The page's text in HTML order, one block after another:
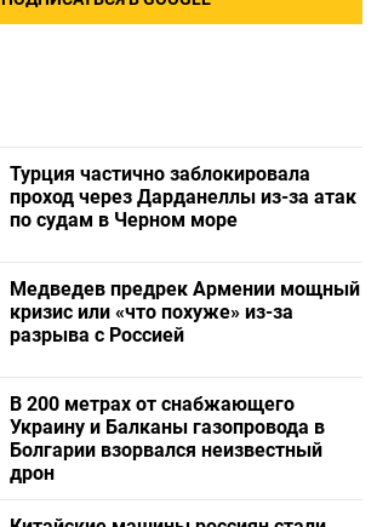
Турция частично заблокировала
проход через Дарданеллы из-за атак
по судам в Черном море
Медведев предрек Армении мощный
кризис или «что похуже» из-за
разрыва с Россией
В 200 метрах от снабжающего
Украину и Балканы газопровода в
Болгарии взорвался неизвестный
дрон